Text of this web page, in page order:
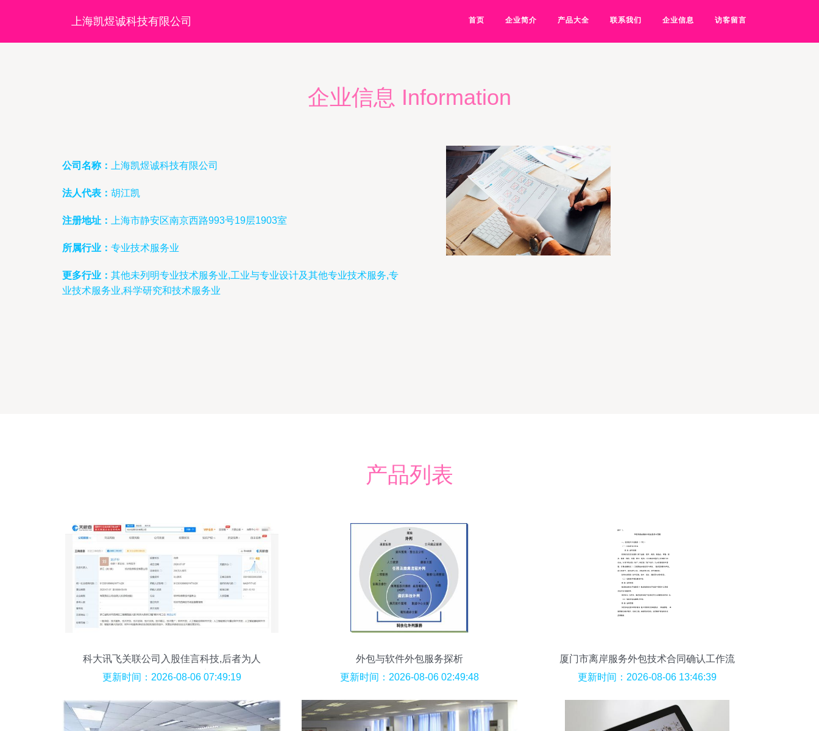
上海凯煜诚科技有限公司 首页 企业简介 产品大全 联系我们 企业信息 访客留言
企业信息 Information
公司名称： 上海凯煜诚科技有限公司
法人代表： 胡江凯
注册地址： 上海市静安区南京西路993号19层1903室
所属行业： 专业技术服务业
更多行业： 其他未列明专业技术服务业,工业与专业设计及其他专业技术服务,专
业技术服务业,科学研究和技术服务业
产品列表
科大讯飞关联公司入股佳言科技,后者为人
工智能产品研发商
更新时间：2026-08-06 07:49:19
外包与软件外包服务探析
更新时间：2026-08-06 02:49:48
厦门市离岸服务外包技术合同确认工作流
程与软件外包服务解析
更新时间：2026-08-06 13:46:39